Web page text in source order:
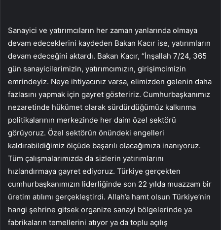
Sanayici ve yatırımcıların her zaman yanlarında olmaya
devam edeceklerini kaydeden Bakan Kacır ise, yatırımların
devam edeceğini aktardı. Bakan Kacır, “İnşallah 7/24, 365
gün sanayicilerimizin, yatırımcımızın, girişimcimizin
emrindeyiz. Neye ihtiyacınız varsa, elimizden gelenin daha
fazlasını yapmak için gayret gösteririz. Cumhurbaşkanımız
nezaretinde hükümet olarak sürdürdüğümüz kalkınma
politikalarının merkezinde her daim özel sektörü
görüyoruz. Özel sektörün önündeki engelleri
kaldırabildiğimiz ölçüde başarılı olacağımıza inanıyoruz.
Tüm çalışmalarımızda da sizlerin yatırımlarını
hızlandırmaya gayret ediyoruz. Türkiye gerçekten
cumhurbaşkanımızın liderliğinde son 22 yılda muazzam bir
üretim atılımı gerçekleştirdi. Allah’a hamt olsun Türkiye’nin
hangi şehrine gitsek organize sanayi bölgelerinde ya
fabrikaların temellerini atıyor ya da toplu açılış